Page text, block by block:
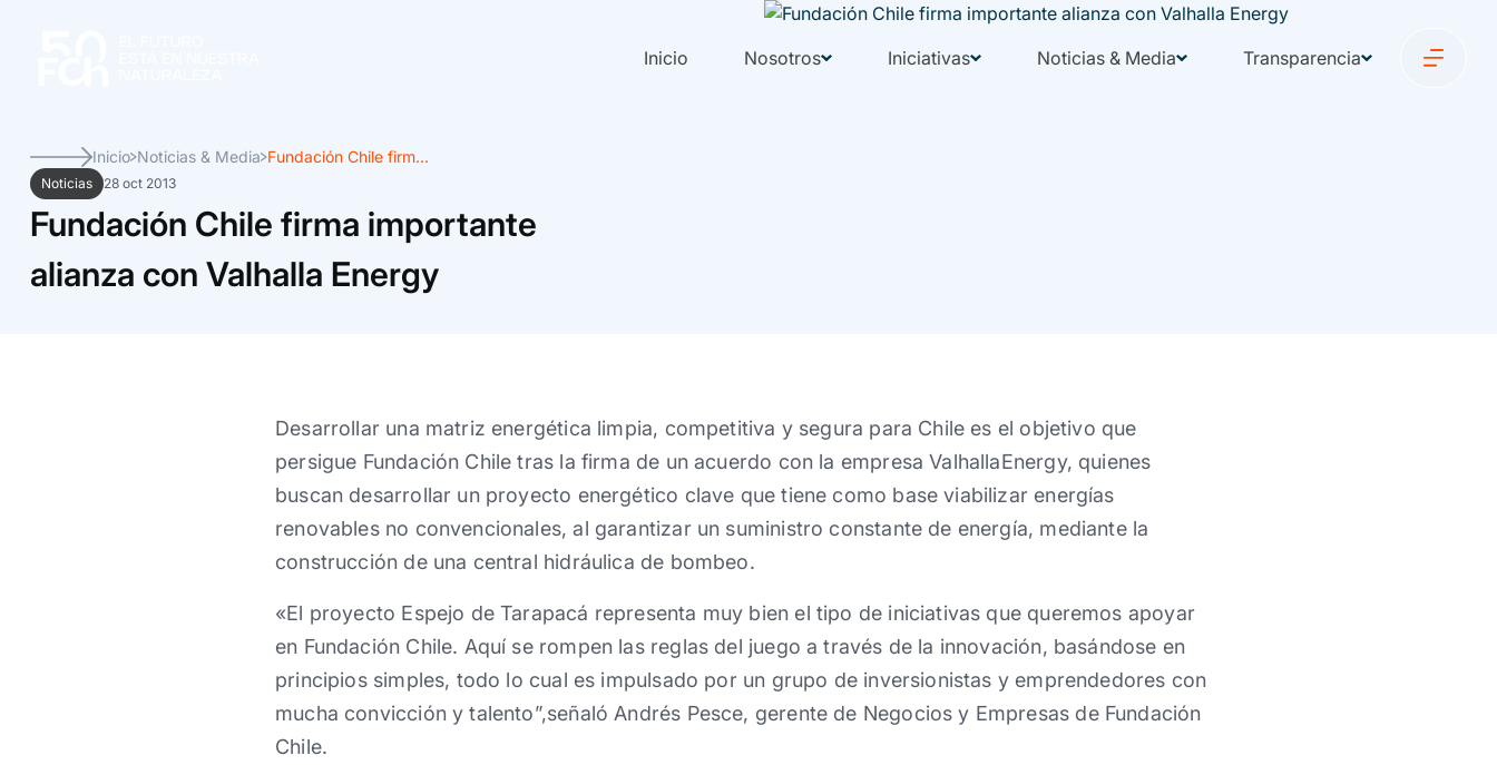
Inicio Nosotros Iniciativas Noticias & Media Transparencia
Inicio Noticias & Media Fundación Chile firm...
Noticias 28 oct 2013
Fundación Chile firma importante
alianza con Valhalla Energy
Desarrollar una matriz energética limpia, competitiva y segura para Chile es el objetivo que
persigue Fundación Chile tras la firma de un acuerdo con la empresa ValhallaEnergy, quienes
buscan desarrollar un proyecto energético clave que tiene como base viabilizar energías
renovables no convencionales, al garantizar un suministro constante de energía, mediante la
construcción de una central hidráulica de bombeo.
«El proyecto Espejo de Tarapacá representa muy bien el tipo de iniciativas que queremos apoyar
en Fundación Chile. Aquí se rompen las reglas del juego a través de la innovación, basándose en
principios simples, todo lo cual es impulsado por un grupo de inversionistas y emprendedores con
mucha convicción y talento”,señaló Andrés Pesce, gerente de Negocios y Empresas de Fundación
Chile.